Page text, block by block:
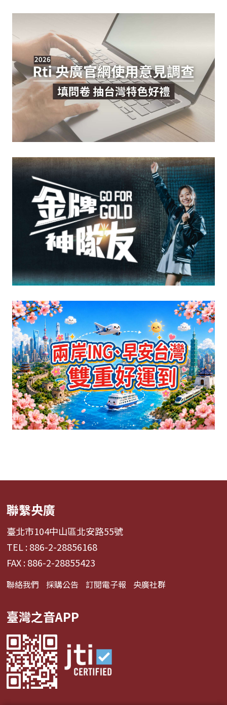
聯繫央廣
臺北市104中山區北安路55號
TEL : 886-2-28856168
FAX : 886-2-28855423
聯絡我們 採購公告 訂閱電子報 央廣社群
臺灣之音APP